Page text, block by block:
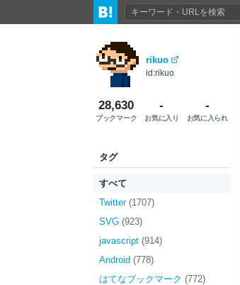
rikuo
id:rikuo
28,630
ブックマーク
-
お気に入り
-
お気に入られ
タグ
すべて
Twitter (1707)
SVG (923)
javascript (914)
Android (778)
はてなブックマーク (772)